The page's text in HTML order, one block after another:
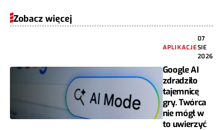
Zobacz więcej
APLIKACJE
07
SIE
2026
Google AI
zdradziło
tajemnicę
gry. Twórca
nie mógł w
to uwierzyć